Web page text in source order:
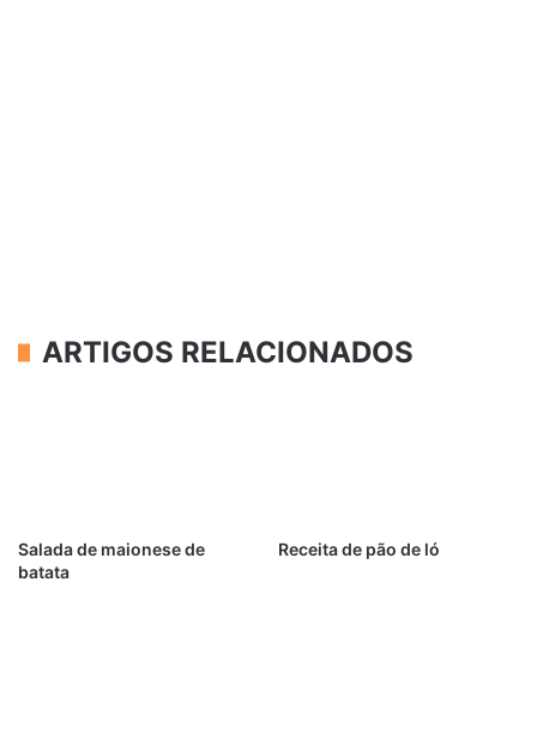
ARTIGOS RELACIONADOS
Salada de maionese de
batata
Receita de pão de ló